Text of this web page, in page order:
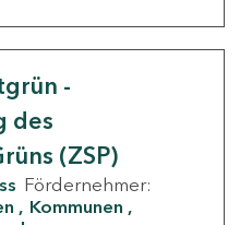
-
des
(ZSP)
Fördernehmer:
Kommunen